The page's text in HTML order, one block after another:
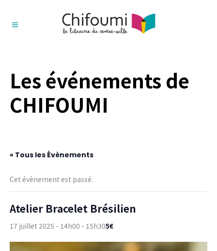
Les événements de
CHIFOUMI
« Tous les Évènements
Cet évènement est passé.
Atelier Bracelet Brésilien
17 juillet 2025 - 14h00 - 15h305€